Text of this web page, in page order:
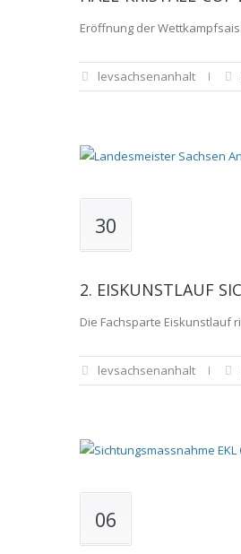
Eröffnung der
levsachsenanhalt
30
2. EISKUNSTLAUF
Die Fachsparte Eiskunstlauf
levsachsenanhalt
06